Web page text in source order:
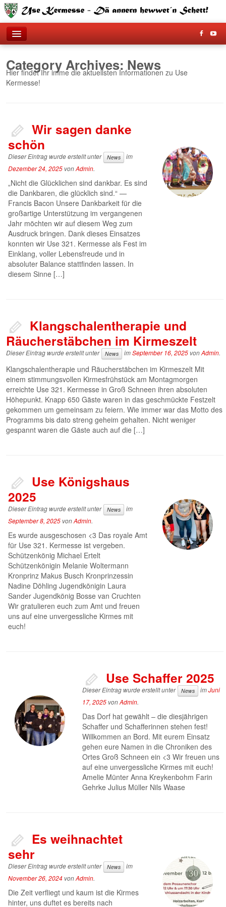
Home
Wir über uns
Dorfkulturabend
Use Schaffergilde
Kontakt und Anfahrt
FAQ
Category Archives: News
Hier findet Ihr imme die aktuellsten Informationen zu Use
Kermesse!
Wir sagen danke
schön
Dieser Eintrag wurde erstellt unter News
im
Dezember 24, 2025 vonAdmin.
„Nicht die Glücklichen sind dankbar. Es sind
die Dankbaren, die glücklich sind.“ —
Francis Bacon Unsere Dankbarkeit für die
großartige Unterstützung im vergangenen
Jahr möchten wir auf diesem Weg zum
Ausdruck bringen. Dank dieses Einsatzes
konnten wir Use 321. Kermesse als Fest im
Einklang, voller Lebensfreude und in
absoluter Balance stattfinden lassen. In
diesem Sinne […]
Klangschalentherapie und
Räucherstäbchen im Kirmeszelt
Dieser Eintrag wurde erstellt unter News imSeptember 16, 2025 vonAdmin.
Klangschalentherapie und Räucherstäbchen im Kirmeszelt Mit
einem stimmungsvollen Kirmesfrühstück am Montagmorgen
erreichte Use 321. Kermesse in Groß Schneen ihren absoluten
Höhepunkt. Knapp 650 Gäste waren in das geschmückte Festzelt
gekommen um gemeinsam zu feiern. Wie immer war das Motto des
Programms bis dato streng geheim gehalten. Nicht weniger
gespannt waren die Gäste auch auf die […]
Use Königshaus
2025
Dieser Eintrag wurde erstellt unter News
im
September 8, 2025 vonAdmin.
Es wurde ausgeschosen <3 Das royale Amt
für Use 321. Kermesse ist vergeben.
Schützenkönig Michael Ertelt
Schützenkönigin Melanie Woltermann
Kronprinz Makus Busch Kronprinzessin
Nadine Döhling Jugendkönigin Laura
Sander Jugendkönig Bosse van Cruchten
Wir gratulieren euch zum Amt und freuen
uns auf eine unvergessliche Kirmes mit
euch!
Use Schaffer 2025
Dieser Eintrag wurde erstellt unter News imJuni
17, 2025 vonAdmin.
Das Dorf hat gewählt – die diesjährigen
Schaffer und Schafferinnen stehen fest!
Willkommen an Bord. Mit eurem Einsatz
gehen eure Namen in die Chroniken des
Ortes Groß Schneen ein <3 Wir freuen uns
auf eine unvergessliche Kirmes mit euch!
Amelie Münter Anna Kreykenbohm Farin
Gehrke Julius Müller Nils Waase
Es weihnachtet
sehr
Dieser Eintrag wurde erstellt unter News
im
November 26, 2024 vonAdmin.
Die Zeit verfliegt und kaum ist die Kirmes
hinter, uns duftet es bereits nach